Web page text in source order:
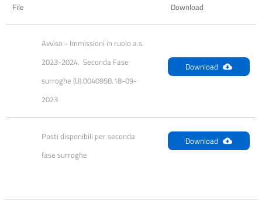
File Download
Avviso - Immissioni in ruolo a.s.
2023-2024.  Seconda Fase
surroghe (U).0040958.18-09-
2023
Download
Posti disponibili per seconda
fase surroghe
Download